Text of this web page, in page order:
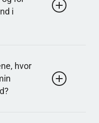
og den
mekanisme.
i
situationskomik
socialt akavet
og
hvor